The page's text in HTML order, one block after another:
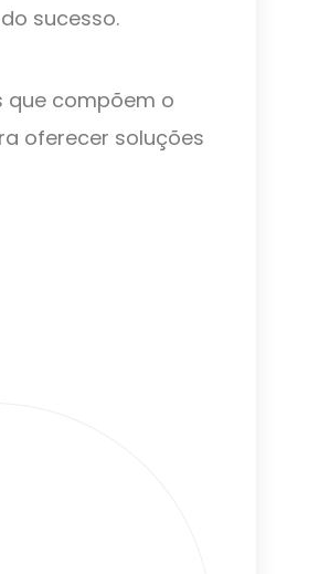
sucesso.
que compõem o
oferecer soluções